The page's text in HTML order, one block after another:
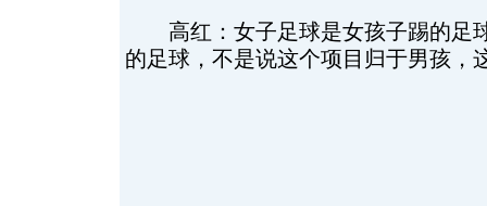
高红：女子足球是女孩子踢的足
的足球，不是说这个项目归于男孩，